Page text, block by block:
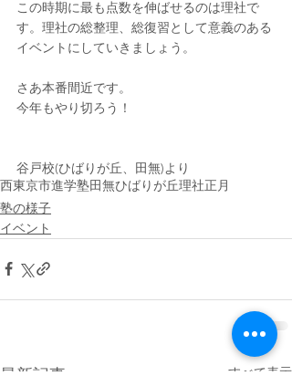
この時期に最も点数を伸ばせるのは理社で
す。理社の総整理、総復習として意義のある
イベントにしていきましょう。
さあ本番間近です。
今年もやり切ろう！
谷戸校(ひばりが丘、田無)より
西東京市進学塾田無ひばりが丘理社正月
塾の様子
イベント
最新記事 すべて表示